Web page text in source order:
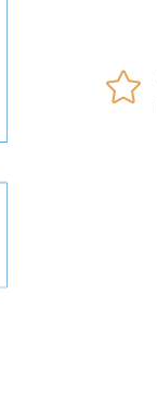
